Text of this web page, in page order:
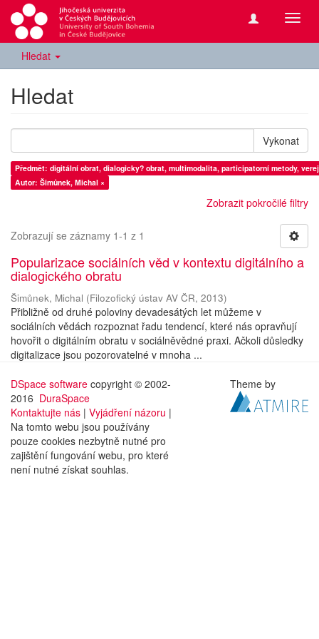
Hledat
Hledat
Vykonat
Předmět: digitální obrat, dialogicky? obrat, multimodalita, participatorní metody,
Autor: Šimůnek, Michal ×
Zobrazit pokročilé filtry
Zobrazují se záznamy 1-1 z 1
Popularizace sociálních věd v kontextu digitálního a
dialogického obratu
Šimůnek, Michal (Filozofický ústav AV ČR, 2013)
Přibližně od druhé poloviny devadesátých let můžeme v
sociálních vědách rozpoznat řadu tendencí, které nás opravňují
hovořit o digitálním obratu v sociálněvědné praxi. Ačkoli důsledky
digitalizace jsou pozorovatelné v mnoha ...
DSpace software copyright © 2002-
2016 DuraSpace
Kontaktujte nás | Vyjádření názoru |
Na tomto webu jsou používány
pouze cookies nezbytně nutné pro
zajištění fungování webu, pro které
není nutné získat souhlas.
Theme by